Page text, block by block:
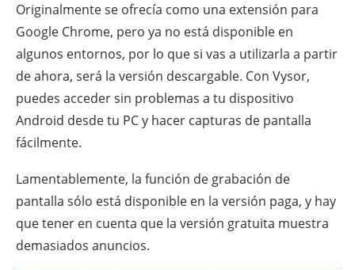
Originalmente se ofrecía como una extensión para
Google Chrome, pero ya no está disponible en
algunos entornos, por lo que si vas a utilizarla a partir
de ahora, será la versión descargable. Con Vysor,
puedes acceder sin problemas a tu dispositivo
Android desde tu PC y hacer capturas de pantalla
fácilmente.
Lamentablemente, la función de grabación de
pantalla sólo está disponible en la versión paga, y hay
que tener en cuenta que la versión gratuita muestra
demasiados anuncios.